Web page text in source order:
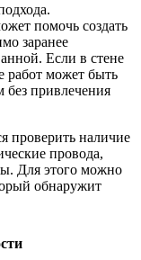
помочь создать
заранее
Если в стене
работ может быть
привлечения
проверить наличие
провода,
Для этого можно
обнаружит